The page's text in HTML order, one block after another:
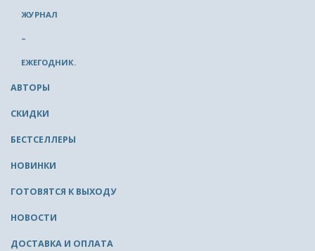
ЖУРНАЛ
–
ЕЖЕГОДНИК.
АВТОРЫ
СКИДКИ
БЕСТСЕЛЛЕРЫ
НОВИНКИ
ГОТОВЯТСЯ К ВЫХОДУ
НОВОСТИ
ДОСТАВКА И ОПЛАТА